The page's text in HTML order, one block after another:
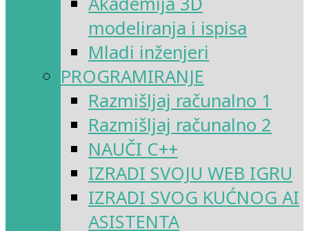
modeliranja i ispisa
Mladi inženjeri
PROGRAMIRANJE
Razmišljaj računalno 1
Razmišljaj računalno 2
NAUČI C++
IZRADI SVOJU WEB IGRU
IZRADI SVOG KUĆNOG AI
ASISTENTA